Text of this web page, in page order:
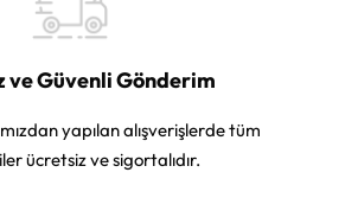
ve Güvenli Gönderim
yapılan alışverişlerde tüm
ücretsiz ve sigortalıdır.